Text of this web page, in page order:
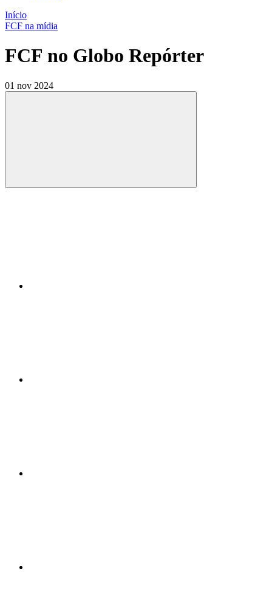
Início
FCF na mídia
FCF no Globo Repórter
01 nov 2024
Compartilhar